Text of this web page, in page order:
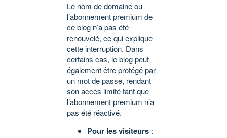
Le nom de domaine ou
l’abonnement premium de
ce blog n’a pas été
renouvelé, ce qui explique
cette interruption. Dans
certains cas, le blog peut
également être protégé par
un mot de passe, rendant
son accès limité tant que
l’abonnement premium n’a
pas été réactivé.
Pour les visiteurs :